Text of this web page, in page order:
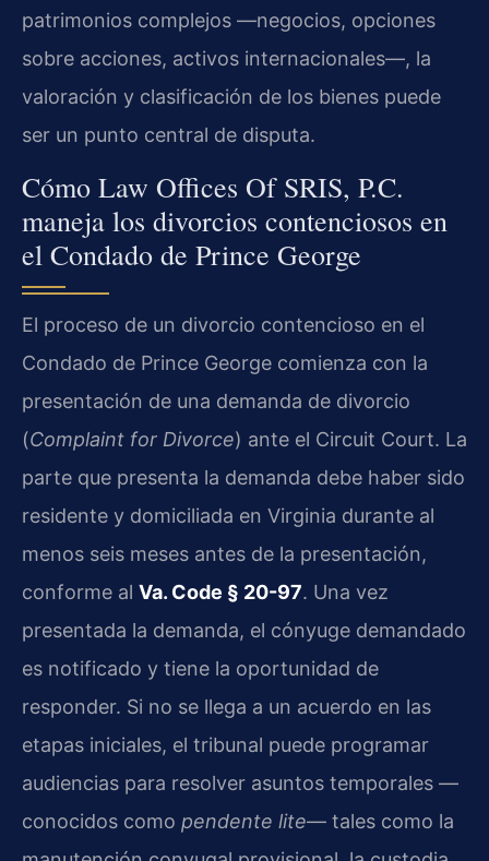
patrimonios complejos —negocios, opciones
sobre acciones, activos internacionales—, la
valoración y clasificación de los bienes puede
ser un punto central de disputa.
Cómo Law Offices Of SRIS, P.C.
maneja los divorcios contenciosos en
el Condado de Prince George
El proceso de un divorcio contencioso en el
Condado de Prince George comienza con la
presentación de una demanda de divorcio
(Complaint for Divorce) ante el Circuit Court. La
parte que presenta la demanda debe haber sido
residente y domiciliada en Virginia durante al
menos seis meses antes de la presentación,
conforme al Va. Code § 20-97. Una vez
presentada la demanda, el cónyuge demandado
es notificado y tiene la oportunidad de
responder. Si no se llega a un acuerdo en las
etapas iniciales, el tribunal puede programar
audiencias para resolver asuntos temporales —
conocidos como pendente lite— tales como la